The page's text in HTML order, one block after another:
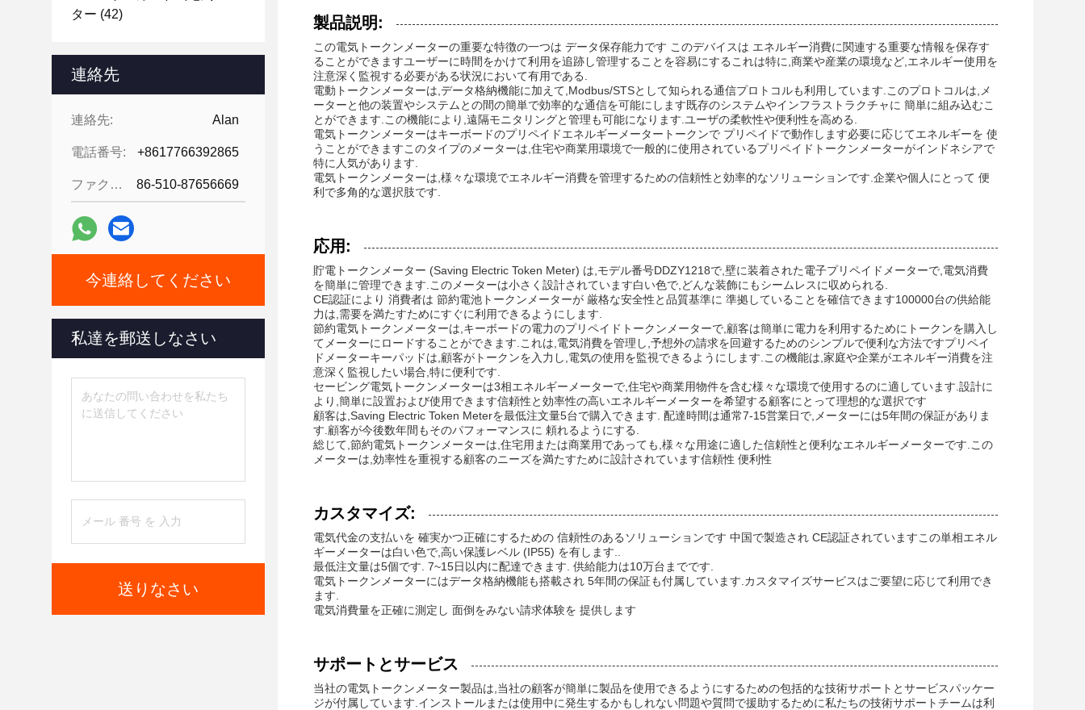
ター (42)
連絡先
連絡先: Alan
電話番号: +8617766392865
ファクシミリ: 86-510-87656669
今連絡してください
私達を郵送しなさい
送りなさい
製品説明:
この電気トークンメーターの重要な特徴の一つは データ保存能力です このデバイスは エネルギー消費に関連する重要な情報を保存す
ることができますユーザーに時間をかけて利用を追跡し管理することを容易にするこれは特に,商業や産業の環境など,エネルギー使用を
注意深く監視する必要がある状況において有用である.
電動トークンメーターは,データ格納機能に加えて,Modbus/STSとして知られる通信プロトコルも利用しています.このプロトコルは,メ
ーターと他の装置やシステムとの間の簡単で効率的な通信を可能にします既存のシステムやインフラストラクチャに 簡単に組み込むこ
とができます.この機能により,遠隔モニタリングと管理も可能になります.ユーザの柔軟性や便利性を高める.
電気トークンメーターはキーボードのプリペイドエネルギーメータートークンで プリペイドで動作します必要に応じてエネルギーを 使
うことができますこのタイプのメーターは,住宅や商業用環境で一般的に使用されているプリペイドトークンメーターがインドネシアで
特に人気があります.
電気トークンメーターは,様々な環境でエネルギー消費を管理するための信頼性と効率的なソリューションです.企業や個人にとって 便
利で多角的な選択肢です.
応用:
貯電トークンメーター (Saving Electric Token Meter) は,モデル番号DDZY1218で,壁に装着された電子プリペイドメーターで,電気消費
を簡単に管理できます.このメーターは小さく設計されています白い色で,どんな装飾にもシームレスに収められる.
CE認証により 消費者は 節約電池トークンメーターが 厳格な安全性と品質基準に 準拠していることを確信できます100000台の供給能
力は,需要を満たすためにすぐに利用できるようにします.
節約電気トークンメーターは,キーボードの電力のプリペイドトークンメーターで,顧客は簡単に電力を利用するためにトークンを購入し
てメーターにロードすることができます.これは,電気消費を管理し,予想外の請求を回避するためのシンプルで便利な方法ですプリペイ
ドメーターキーパッドは,顧客がトークンを入力し,電気の使用を監視できるようにします.この機能は,家庭や企業がエネルギー消費を注
意深く監視したい場合,特に便利です.
セービング電気トークンメーターは3相エネルギーメーターで,住宅や商業用物件を含む様々な環境で使用するのに適しています.設計に
より,簡単に設置および使用できます信頼性と効率性の高いエネルギーメーターを希望する顧客にとって理想的な選択です
顧客は,Saving Electric Token Meterを最低注文量5台で購入できます. 配達時間は通常7-15営業日で,メーターには5年間の保証がありま
す.顧客が今後数年間もそのパフォーマンスに 頼れるようにする.
総じて,節約電気トークンメーターは,住宅用または商業用であっても,様々な用途に適した信頼性と便利なエネルギーメーターです.この
メーターは,効率性を重視する顧客のニーズを満たすために設計されています信頼性 便利性
カスタマイズ:
電気代金の支払いを 確実かつ正確にするための 信頼性のあるソリューションです 中国で製造され CE認証されていますこの単相エネル
ギーメーターは白い色で,高い保護レベル (IP55) を有します..
最低注文量は5個です. 7~15日以内に配達できます. 供給能力は10万台までです.
電気トークンメーターにはデータ格納機能も搭載され 5年間の保証も付属しています.カスタマイズサービスはご要望に応じて利用でき
ます.
電気消費量を正確に測定し 面倒をみない請求体験を 提供します
サポートとサービス
当社の電気トークンメーター製品は,当社の顧客が簡単に製品を使用できるようにするための包括的な技術サポートとサービスパッケー
ジが付属しています.インストールまたは使用中に発生するかもしれない問題や質問で援助するために私たちの技術サポートチームは利